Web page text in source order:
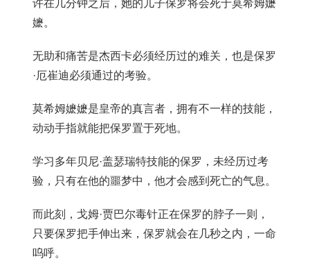
许在几分钟之后，她的儿子保罗将会死于莫希姆嬷
嬷。
无助和痛苦是杰西卡必须经历过的难关，也是保罗
·厄崔迪必须通过的考验。
莫希姆嬷嬷是皇帝的真言者，拥有不一样的技能，
动动手指就能把保罗置于死地。
学习多年贝尼·盖瑟瑞特技能的保罗，未经历过考
验，只有在他的噩梦中，他才会感到死亡的气息。
而此刻，戈姆·贾巴尔毒针正在保罗的脖子一则，
只要保罗把手伸出来，保罗就会在几秒之内，一命
呜呼。